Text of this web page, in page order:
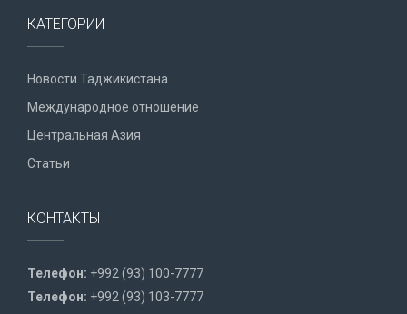
КАТЕГОРИИ
Новости Таджикистана
Международное отношение
Центральная Азия
Статьи
КОНТАКТЫ
Телефон: +992 (93) 100-7777
Телефон: +992 (93) 103-7777